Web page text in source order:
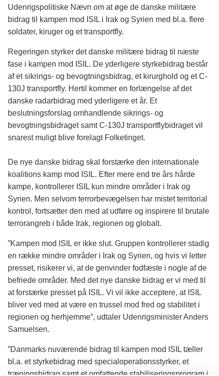
Udenrigspolitiske Nævn om at øge de danske militære
bidrag til kampen mod ISIL i Irak og Syrien med bl.a. flere
soldater, kiruger og et transportfly.
Regeringen styrker det danske militære bidrag til næste
fase i kampen mod ISIL. De yderligere styrkebidrag består
af et sikrings- og bevogtningsbidrag, et kirurghold og et C-
130J transportfly. Hertil kommer en forlængelse af det
danske radarbidrag med yderligere et år. Et
beslutningsforslag omhandlende sikrings- og
bevogtningsbidraget samt C-130J transportflybidraget vil
snarest muligt blive forelagt Folketinget.
De nye danske bidrag skal forstærke den internationale
koalitions kamp mod ISIL. Efter mere end tre års hårde
kampe, kontrollerer ISIL kun mindre områder i Irak og
Syrien. Men selvom terrorbevægelsen har mistet territorial
kontrol, fortsætter den med at udføre og inspirere til brutale
terrorangreb i både Irak, regionen og globalt.
”Kampen mod ISIL er ikke slut. Gruppen kontrollerer stadig
en række mindre områder i Irak og Syrien, og hvis vi letter
presset, risikerer vi, at de genvinder fodfæste i nogle af de
befriede områder. Med det nye danske bidrag er vi med til
at forstærke presset på ISIL. Vi vil ikke acceptere, at ISIL
bliver ved med at være en trussel mod fred og stabilitet i
regionen og herhjemme”, udtaler Udenrigsminister Anders
Samuelsen.
”Danmarks nuværende bidrag til kampen mod ISIL tæller
bl.a. et styrkebidrag med specialoperationsstyrker, et
træningsbidrag samt et omfattende stabiliseringsprogram i